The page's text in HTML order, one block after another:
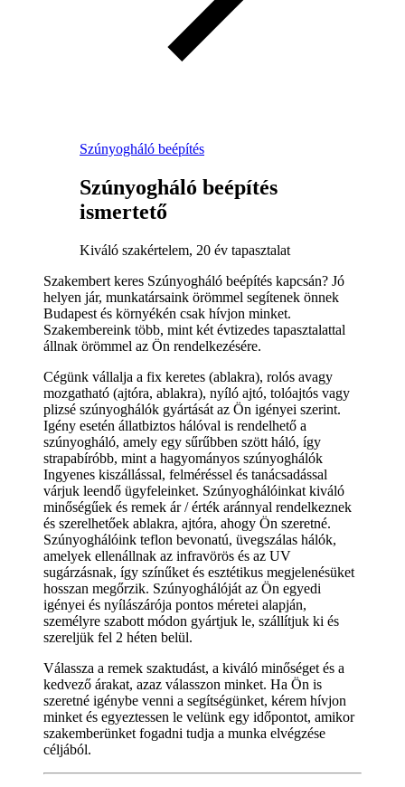
Szúnyogháló beépítés
Szúnyogháló beépítés
ismertető
Kiváló szakértelem, 20 év tapasztalat
Szakembert keres Szúnyogháló beépítés kapcsán? Jó
helyen jár, munkatársaink örömmel segítenek önnek
Budapest és környékén csak hívjon minket.
Szakembereink több, mint két évtizedes tapasztalattal
állnak örömmel az Ön rendelkezésére.
Cégünk vállalja a fix keretes (ablakra), rolós avagy
mozgatható (ajtóra, ablakra), nyíló ajtó, tolóajtós vagy
plizsé szúnyoghálók gyártását az Ön igényei szerint.
Igény esetén állatbiztos hálóval is rendelhető a
szúnyogháló, amely egy sűrűbben szött háló, így
strapabíróbb, mint a hagyományos szúnyoghálók
Ingyenes kiszállással, felméréssel és tanácsadással
várjuk leendő ügyfeleinket. Szúnyoghálóinkat kiváló
minőségűek és remek ár / érték aránnyal rendelkeznek
és szerelhetőek ablakra, ajtóra, ahogy Ön szeretné.
Szúnyoghálóink teflon bevonatú, üvegszálas hálók,
amelyek ellenállnak az infravörös és az UV
sugárzásnak, így színűket és esztétikus megjelenésüket
hosszan megőrzik. Szúnyoghálóját az Ön egyedi
igényei és nyílászárója pontos méretei alapján,
személyre szabott módon gyártjuk le, szállítjuk ki és
szereljük fel 2 héten belül.
Válassza a remek szaktudást, a kiváló minőséget és a
kedvező árakat, azaz válasszon minket. Ha Ön is
szeretné igénybe venni a segítségünket, kérem hívjon
minket és egyeztessen le velünk egy időpontot, amikor
szakemberünket fogadni tudja a munka elvégzése
céljából.